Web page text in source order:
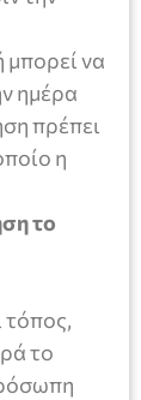
να
ημέρα
πρέπει
η
το
το